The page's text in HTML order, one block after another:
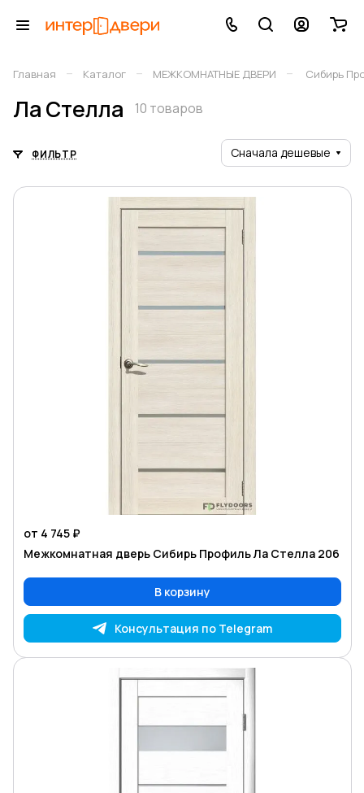
Главная – Каталог – МЕЖКОМНАТНЫЕ ДВЕРИ – Сибирь
Ла Стелла 10 товаров
ФИЛЬТР Сначала дешевые
от 4 745 ₽
Межкомнатная дверь Сибирь Профиль Ла Стелла 206
В корзину
Консультация по Telegram